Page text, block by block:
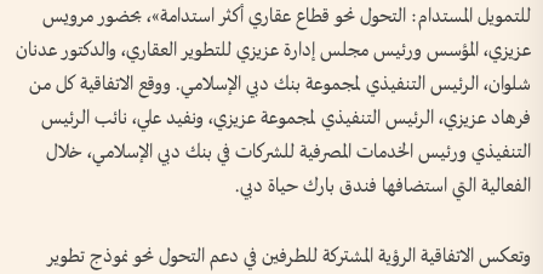
للتمويل المستدام: التحول نحو قطاع عقاري أكثر استدامة»، بحضور مرويس
عزيزي، المؤسس ورئيس مجلس إدارة عزيزي للتطوير العقاري، والدكتور عدنان
شلوان، الرئيس التنفيذي لمجموعة بنك دبي الإسلامي. ووقع الاتفاقية كل من
فرهاد عزيزي، الرئيس التنفيذي لمجموعة عزيزي، ونفيد علي، نائب الرئيس
التنفيذي ورئيس الخدمات المصرفية للشركات في بنك دبي الإسلامي، خلال
الفعالية التي استضافها فندق بارك حياة دبي.
وتعكس الاتفاقية الرؤية المشتركة للطرفين في دعم التحول نحو نموذج تطوير